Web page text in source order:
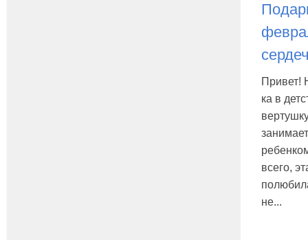
Привет!
ка в
всего,
не...